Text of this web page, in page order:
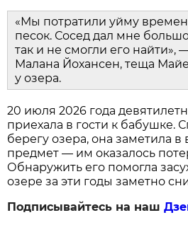
«Мы потратили уйму
песок. Сосед дал мне
так и не смогли его найти»,
Малана Йохансен, теща
у озера.
20 июля 2026 года
приехала в гости к бабушке.
берегу озера, она заметила
предмет — им оказалось
Обнаружить его помогла
озере за эти годы заметно
Подписывайтесь на наш